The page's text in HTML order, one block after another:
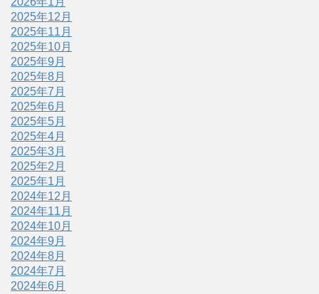
2025年12月
2025年11月
2025年10月
2025年9月
2025年8月
2025年7月
2025年6月
2025年5月
2025年4月
2025年3月
2025年2月
2025年1月
2024年12月
2024年11月
2024年10月
2024年9月
2024年8月
2024年7月
2024年6月